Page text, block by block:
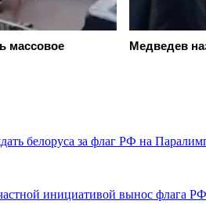
массовое
Медведев
белоруса за флаг РФ на
инициативой вынос флага